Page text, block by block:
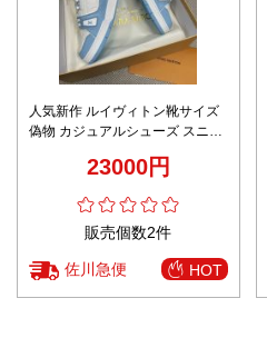
人気新作 ルイヴィトン靴サイズ
偽物 カジュアルシューズ スニー
23000円
販売個数2件
佐川急便 HOT